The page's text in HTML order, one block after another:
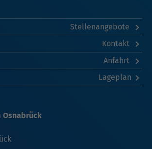
Stellenangebote
Kontakt
Anfahrt
Lageplan
Osnabrück